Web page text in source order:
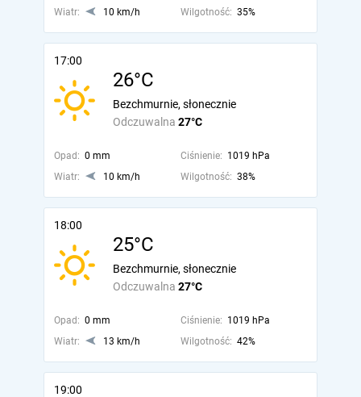
Wiatr:
10 km/h Wilgotność: 35%
17:00
26°C
Odczuwalna 27°C
Bezchmurnie, słonecznie
Opad: 0 mm Ciśnienie: 1019 hPa
Wiatr:
10 km/h Wilgotność: 38%
18:00
25°C
Odczuwalna 27°C
Bezchmurnie, słonecznie
Opad: 0 mm Ciśnienie: 1019 hPa
Wiatr:
13 km/h Wilgotność: 42%
19:00